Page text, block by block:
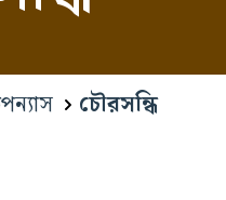
চৌরসন্ধি